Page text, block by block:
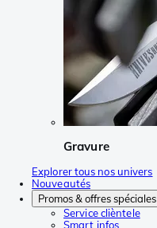
Gravure
Explorer tous nos univers
Nouveautés
Promos & offres spéciales
Service clièntele
Smart infos